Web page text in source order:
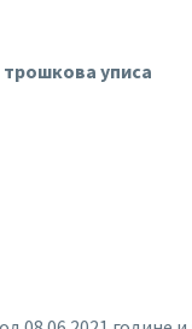
уписа